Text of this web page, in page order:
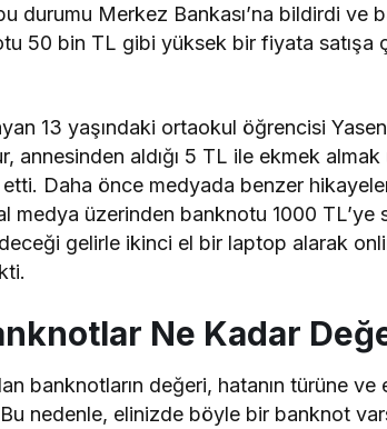
durumu Merkez Bankası’na bildirdi ve
50 bin TL gibi yüksek bir fiyata satışa
13 yaşındaki ortaokul öğrencisi
annesinden aldığı 5 TL ile ekmek
etti. Daha önce medyada benzer
medya üzerinden banknotu 1000 TL’ye
gelirle ikinci el bir laptop alarak
Ne Kadar
banknotların değeri, hatanın türüne
nedenle, elinizde böyle bir banknot